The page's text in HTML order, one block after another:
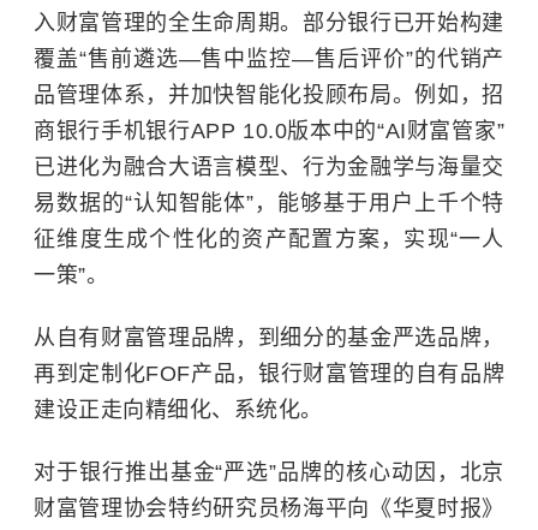
入财富管理的全生命周期。部分银行已开始构建
覆盖“售前遴选—售中监控—售后评价”的代销产
品管理体系，并加快智能化投顾布局。例如，招
商银行手机银行APP 10.0版本中的“AI财富管家”
已进化为融合大语言模型、行为金融学与海量交
易数据的“认知智能体”，能够基于用户上千个特
征维度生成个性化的资产配置方案，实现“一人
一策”。
从自有财富管理品牌，到细分的基金严选品牌，
再到定制化FOF产品，银行财富管理的自有品牌
建设正走向精细化、系统化。
对于银行推出基金“严选”品牌的核心动因，北京
财富管理协会特约研究员杨海平向《华夏时报》